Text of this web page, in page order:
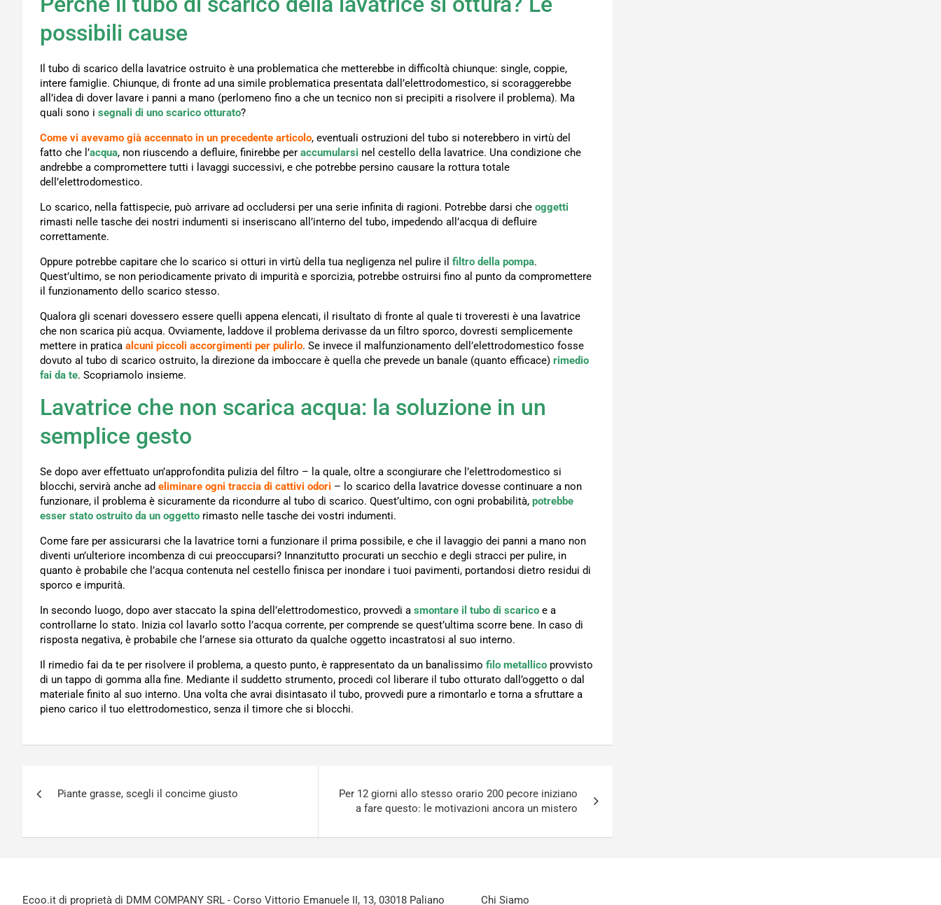
possibili cause
Il tubo di scarico della lavatrice ostruito è una problematica che metterebbe in difficoltà chiunque: single, coppie,
intere famiglie. Chiunque, di fronte ad una simile problematica presentata dall’elettrodomestico, si scoraggerebbe
all’idea di dover lavare i panni a mano (perlomeno fino a che un tecnico non si precipiti a risolvere il problema). Ma
quali sono i segnali di uno scarico otturato?
Come vi avevamo già accennato in un precedente articolo, eventuali ostruzioni del tubo si noterebbero in virtù del
fatto che l’acqua, non riuscendo a defluire, finirebbe per accumularsi nel cestello della lavatrice. Una condizione che
andrebbe a compromettere tutti i lavaggi successivi, e che potrebbe persino causare la rottura totale
dell’elettrodomestico.
Lo scarico, nella fattispecie, può arrivare ad occludersi per una serie infinita di ragioni. Potrebbe darsi che oggetti
rimasti nelle tasche dei nostri indumenti si inseriscano all’interno del tubo, impedendo all’acqua di defluire
correttamente.
Oppure potrebbe capitare che lo scarico si otturi in virtù della tua negligenza nel pulire il filtro della pompa.
Quest’ultimo, se non periodicamente privato di impurità e sporcizia, potrebbe ostruirsi fino al punto da compromettere
il funzionamento dello scarico stesso.
Qualora gli scenari dovessero essere quelli appena elencati, il risultato di fronte al quale ti troveresti è una lavatrice
che non scarica più acqua. Ovviamente, laddove il problema derivasse da un filtro sporco, dovresti semplicemente
mettere in pratica alcuni piccoli accorgimenti per pulirlo. Se invece il malfunzionamento dell’elettrodomestico fosse
dovuto al tubo di scarico ostruito, la direzione da imboccare è quella che prevede un banale (quanto efficace) rimedio
fai da te. Scopriamolo insieme.
Lavatrice che non scarica acqua: la soluzione in un
semplice gesto
Se dopo aver effettuato un’approfondita pulizia del filtro – la quale, oltre a scongiurare che l’elettrodomestico si
blocchi, servirà anche ad eliminare ogni traccia di cattivi odori – lo scarico della lavatrice dovesse continuare a non
funzionare, il problema è sicuramente da ricondurre al tubo di scarico. Quest’ultimo, con ogni probabilità, potrebbe
esser stato ostruito da un oggetto rimasto nelle tasche dei vostri indumenti.
Come fare per assicurarsi che la lavatrice torni a funzionare il prima possibile, e che il lavaggio dei panni a mano non
diventi un’ulteriore incombenza di cui preoccuparsi? Innanzitutto procurati un secchio e degli stracci per pulire, in
quanto è probabile che l’acqua contenuta nel cestello finisca per inondare i tuoi pavimenti, portandosi dietro residui di
sporco e impurità.
In secondo luogo, dopo aver staccato la spina dell’elettrodomestico, provvedi a smontare il tubo di scarico e a
controllarne lo stato. Inizia col lavarlo sotto l’acqua corrente, per comprende se quest’ultima scorre bene. In caso di
risposta negativa, è probabile che l’arnese sia otturato da qualche oggetto incastratosi al suo interno.
Il rimedio fai da te per risolvere il problema, a questo punto, è rappresentato da un banalissimo filo metallico provvisto
di un tappo di gomma alla fine. Mediante il suddetto strumento, procedi col liberare il tubo otturato dall’oggetto o dal
materiale finito al suo interno. Una volta che avrai disintasato il tubo, provvedi pure a rimontarlo e torna a sfruttare a
pieno carico il tuo elettrodomestico, senza il timore che si blocchi.
articoli
Piante grasse, scegli il concime giusto
Per 12 giorni allo stesso orario 200 pecore iniziano
a fare questo: le motivazioni ancora un mistero
Ecoo.it di proprietà di DMM COMPANY SRL - Corso Vittorio Emanuele II, 13, 03018 Paliano Chi Siamo